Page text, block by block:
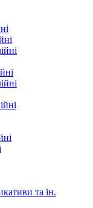
та ін.